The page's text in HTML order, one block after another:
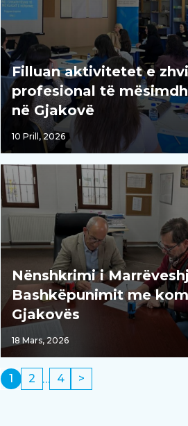
Filluan aktivitetet e
profesional të
në Gjakovë
10 Prill, 2026
Nënshkrimi i
Bashkëpunimit me
Gjakovës
18 Mars, 2026
Faqosje
postimesh
Page
1 Page
2 … Page
4